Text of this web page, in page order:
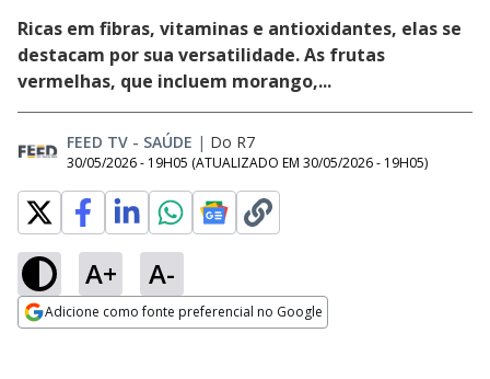
Ricas em fibras, vitaminas e antioxidantes, elas se
destacam por sua versatilidade. As frutas
vermelhas, que incluem morango,...
FEED TV - SAÚDE | Do R7
30/05/2026 - 19H05 (ATUALIZADO EM 30/05/2026 - 19H05)
A+ A-
Adicione como fonte preferencial no Google